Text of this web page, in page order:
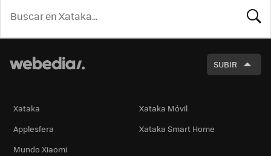
SUBIR
Xataka
Xataka Móvil
Applesfera
Xataka Smart Home
Mundo Xiaomi